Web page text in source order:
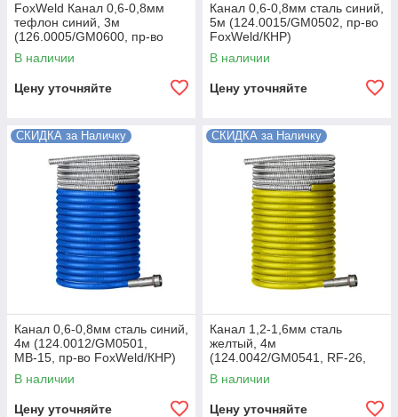
FoxWeld Канал 0,6-0,8мм
тефлон синий, 3м
(126.0005/GM0600, пр-во
FoxWeld/КНР)
В наличии
Цену уточняйте
Канал 0,6-0,8мм сталь синий,
5м (124.0015/GM0502, пр-во
FoxWeld/КНР)
В наличии
Цену уточняйте
СКИДКА за Наличку
Канал 0,6-0,8мм сталь синий,
4м (124.0012/GM0501,
МВ-15, пр-во FoxWeld/КНР)
В наличии
Цену уточняйте
СКИДКА за Наличку
Канал 1,2-1,6мм сталь
желтый, 4м
(124.0042/GM0541, RF-26,
пр-во FoxWeld/КНР)
В наличии
Цену уточняйте